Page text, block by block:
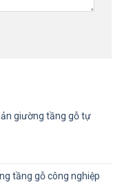
giường tầng gỗ tự
tầng gỗ công nghiệp